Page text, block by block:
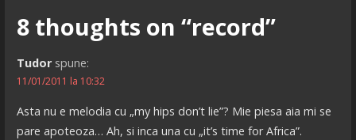
articole
8 thoughts on “record”
Tudor spune:
11/01/2011 la 10:32
Asta nu e melodia cu „my hips don’t lie”? Mie piesa aia mi se
pare apoteoza… Ah, si inca una cu „it’s time for Africa”.